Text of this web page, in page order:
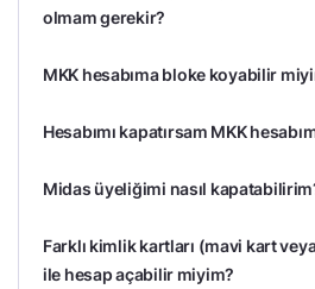
olmam gerekir?
MKK hesabıma bloke koyabilir
Hesabımı kapatırsam MKK
Midas üyeliğimi nasıl
Farklı kimlik kartları (mavi kart
ile hesap açabilir miyim?